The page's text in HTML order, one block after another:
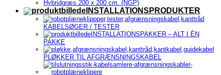
Hybridgræs 200 x 200 cm. (NGP)
INSTALLATIONSPRODUKTER
KABELSØGER / TESTER
INSTALLATIONSPAKKER – ALT I ÈN
PAKKE
PLØKKER TIL AFGRÆNSNINGSKABEL